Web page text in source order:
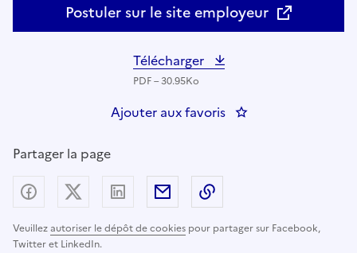
Postuler sur le site employeur
Télécharger
PDF – 30.95Ko
Ajouter aux favoris : Superviseur
Partager la page
Veuillezautoriser le dépôt de cookies pour partager sur Facebook,
Twitter et LinkedIn.
Partager sur Facebook
Partager sur X (anciennement Twitter) -
Partager sur LinkedIn
Partager par email